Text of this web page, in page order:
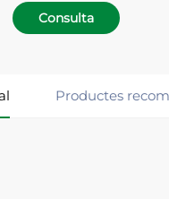
Consulta
Productes